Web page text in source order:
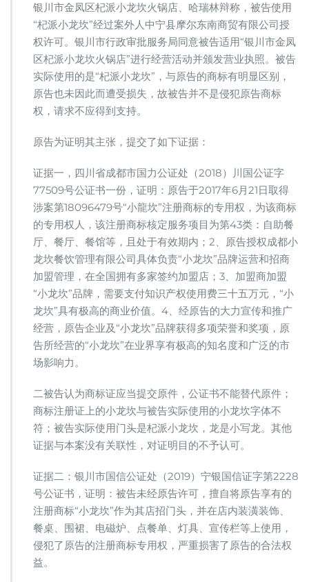
银川市金凤区杞派小龙坎火锅店、哈瑞林辩称，被告使用
“杞派小龙坎”经过案外人中宁县摩尔东南商贸有限公司授
权许可。银川市行政审批服务局同意被告适用“银川市金凤
区杞派小龙坎火锅店”进行经营活动并颁发营业执照。被告
实际使用的是“杞派小龙坎”，与原告的商标有明显区别，
原告也未因此而遭受损失，故被告并不是侵犯原告商标
权，请求不应得到支持。
原告为证明其主张，提交了如下证据：
证据一，四川省成都市国力公证处（2018）川国公证字
77509号公证书一份，证明：原告于2017年6月21日取得
涉案第18096479号“小龍坎”注册商标的专用权，为该商标
的专用权人，该注册商标核定服务项目为第43类：自助餐
厅、餐厅、餐馆等，且处于有效期内；2、原告授权成都小
龙坎餐饮管理有限公司具体负责“小龙坎”品牌运营和招商
加盟管理，在全国拥有多家签约加盟店；3、加盟商加盟
“小龙坎”品牌，需要支付知识产权使用费三十五万元，“小
龙坎”具有极高的商业价值。4、经原告的大力宣传和推广
经营，原告企业及“小龙坎”品牌获得多项荣誉和奖项，原
告所经营的“小龙坎”在业界享有极高的知名度和广泛的市
场影响力。
二被告认为商标证应当提交原件，公证书不能替代原件；
商标注册证上的小龙坎与被告实际使用的小龙坎字体不
符；被告实际使用门头是杞派小龙坎，龙是小写龙。其他
证据与本案没有关联性，对证明目的不予认可。
证据二：银川市国信公证处（2019）宁银国信证字第2228
号公证书，证明：被告未经原告许可，擅自将原告享有的
注册商标“小龙坎”作为其店招门头，并在店内装潢装饰、
餐桌、围裙、电磁炉、点餐单、灯具、宣传栏等上使用，
侵犯了原告的注册商标专用权，严重损害了原告的合法权
益。